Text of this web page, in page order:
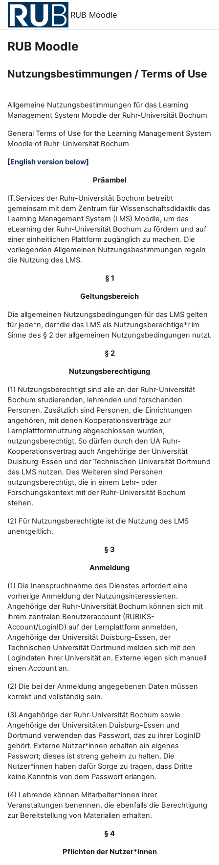
Zum Hauptinhalt
RUB Moodle
RUB Moodle
Nutzungsbestimmungen / Terms of Use
Allgemeine Nutzungsbestimmungen für das Learning
Management System Moodle der Ruhr-Universität Bochum
General Terms of Use for the Learning Management System
Moodle of Ruhr-Universität Bochum
[English version below]
Präambel
IT.Services der Ruhr-Universität Bochum betreibt
gemeinsam mit dem Zentrum für Wissenschaftsdidaktik das
Learning Management System (LMS) Moodle, um das
eLearning der Ruhr-Universität Bochum zu fördern und auf
einer einheitlichen Plattform zugänglich zu machen. Die
vorliegenden Allgemeinen Nutzungsbestimmungen regeln
die Nutzung des LMS.
§ 1
Geltungsbereich
Die allgemeinen Nutzungsbedingungen für das LMS gelten
für jede*n, der*die das LMS als Nutzungsberechtige*r im
Sinne des § 2 der allgemeinen Nutzungsbedingungen nutzt.
§ 2
Nutzungsberechtigung
(1) Nutzungsberechtigt sind alle an der Ruhr-Universität
Bochum studierenden, lehrenden und forschenden
Personen. Zusätzlich sind Personen, die Einrichtungen
angehören, mit denen Kooperationsverträge zur
Lernplattformnutzung abgeschlossen wurden,
nutzungsberechtigt. So dürfen durch den UA Ruhr-
Kooperationsvertrag auch Angehörige der Universität
Duisburg-Essen und der Technischen Universität Dortmund
das LMS nutzen. Des Weiteren sind Personen
nutzungsberechtigt, die in einem Lehr- oder
Forschungskontext mit der Ruhr-Universität Bochum
stehen.
(2) Für Nutzungsberechtigte ist die Nutzung des LMS
unentgeltlich.
§ 3
Anmeldung
(1) Die Inanspruchnahme des Dienstes erfordert eine
vorherige Anmeldung der Nutzungsinteressierten.
Angehörige der Ruhr-Universität Bochum können sich mit
ihrem zentralen Benutzeraccount (RUBIKS-
Account/LoginID) auf der Lernplattform anmelden,
Angehörige der Universität Duisburg-Essen, der
Technischen Universität Dortmund melden sich mit den
Logindaten ihrer Universität an. Externe legen sich manuell
einen Account an.
(2) Die bei der Anmeldung angegebenen Daten müssen
korrekt und vollständig sein.
(3) Angehörige der Ruhr-Universität Bochum sowie
Angehörige der Universitäten Duisburg-Essen und
Dortmund verwenden das Passwort, das zu ihrer LoginID
gehört. Externe Nutzer*innen erhalten ein eigenes
Passwort; dieses ist streng geheim zu halten. Die
Nutzer*innen haben dafür Sorge zu tragen, dass Dritte
keine Kenntnis von dem Passwort erlangen.
(4) Lehrende können Mitarbeiter*innen ihrer
Veranstaltungen benennen, die ebenfalls die Berechtigung
zur Bereitstellung von Materialien erhalten.
§ 4
Pflichten der Nutzer*innen